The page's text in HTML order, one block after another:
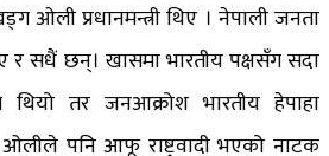
ओली प्रधानमन्त्री थिए । नेपाली जनता
र सधैं छन्। खासमा भारतीय पक्षसँग सदा
तर जनआक्रोश भारतीय हेपाहा
ओलीले पनि आफू राष्ट्रवादी भएको नाटक